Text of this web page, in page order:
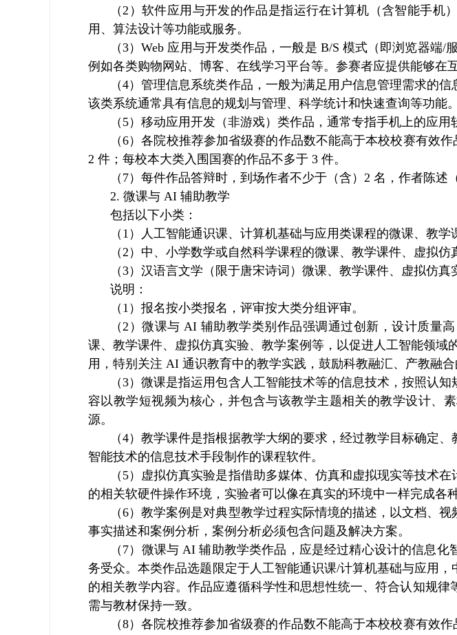
（2）软件应用与开发的作品是指运行在计算机（含智能手
用、算法设计等功能或服务。
（3）Web 应用与开发类作品，一般是 B/S 模式（即浏览器端
例如各类购物网站、博客、在线学习平台等。参赛者应提供能够在
（4）管理信息系统类作品，一般为满足用户信息管理需求的
该类系统通常具有信息的规划与管理、科学统计和快速查询等功能
（5）移动应用开发（非游戏）类作品，通常专指手机上的应用
（6）各院校推荐参加省级赛的作品数不能高于本校校赛有效
2 件；每校本大类入围国赛的作品不多于 3 件。
（7）每件作品答辩时，到场作者不少于（含）2 名，作者陈述
2. 微课与 AI 辅助教学
包括以下小类：
（1）人工智能通识课、计算机基础与应用类课程的微课、教学
（2）中、小学数学或自然科学课程的微课、教学课件、虚拟仿
（3）汉语言文学（限于唐宋诗词）微课、教学课件、虚拟仿真
说明：
（1）报名按小类报名，评审按大类分组评审。
（2）微课与 AI 辅助教学类别作品强调通过创新，设计质量
课、教学课件、虚拟仿真实验、教学案例等，以促进人工智能领
用，特别关注 AI 通识教育中的教学实践，鼓励科教融汇、产教融合
（3）微课是指运用包含人工智能技术等的信息技术，按照认
容以教学短视频为核心，并包含与该教学主题相关的教学设计、
源。
（4）教学课件是指根据教学大纲的要求，经过教学目标确定
智能技术的信息技术手段制作的课程软件。
（5）虚拟仿真实验是指借助多媒体、仿真和虚拟现实等技术
的相关软硬件操作环境，实验者可以像在真实的环境中一样完成各
（6）教学案例是对典型教学过程实际情境的描述，以文档、
事实描述和案例分析，案例分析必须包含问题及解决方案。
（7）微课与 AI 辅助教学类作品，应是经过精心设计的信息
务受众。本类作品选题限定于人工智能通识课/计算机基础与应用
的相关教学内容。作品应遵循科学性和思想性统一、符合认知规
需与教材保持一致。
（8）各院校推荐参加省级赛的作品数不能高于本校校赛有效